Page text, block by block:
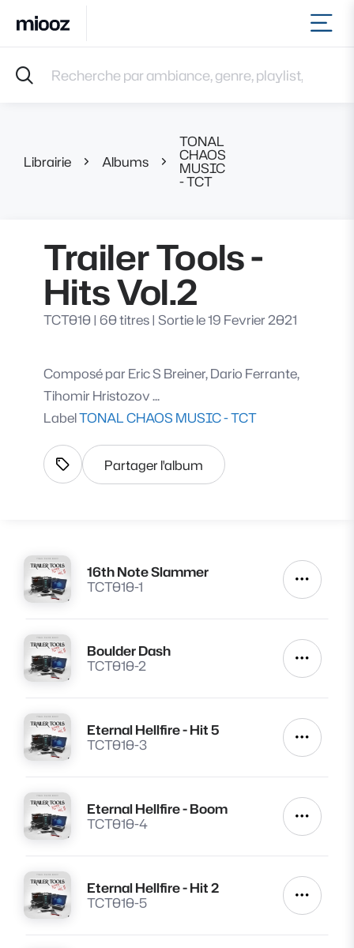
Accueil
Musiques
Contact
Librairie Albums
TONAL
CHAOS
MUSIC
- TCT
Trailer Tools -
Hits Vol.2
TCT010| 60 titres| Sortie le 19 Fevrier 2021
Composé par Eric S Breiner, Dario Ferrante,
Tihomir Hristozov ...
LabelTONAL CHAOS MUSIC - TCT
Afficher les tags
Partager l'album
Lire
16th Note Slammer
TCT010-1
Autres
Lire
Boulder Dash
TCT010-2
Autres
Lire
Eternal Hellfire - Hit 5
TCT010-3
Autres
Lire
Eternal Hellfire - Boom
TCT010-4
Autres
Lire
Eternal Hellfire - Hit 2
TCT010-5
Autres